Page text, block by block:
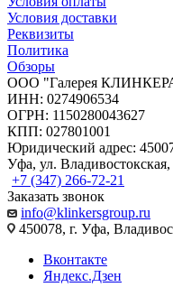
Условия доставки
Реквизиты
Политика
Обзоры
ООО "Галерея
ИНН: 0274906534
ОГРН: 1150280043627
КПП: 027801001
Юридический адрес:
Уфа, ул.
+7 (347) 266-72-21
Заказать звонок
info@klinkersgroup.ru
450078, г. Уфа,
Вконтакте
Яндекс.Дзен